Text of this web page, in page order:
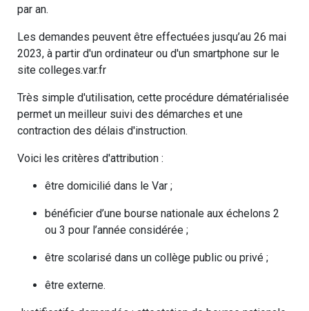
par an.
Les demandes peuvent être effectuées jusqu’au 26 mai
2023, à partir d'un ordinateur ou d'un smartphone sur le
site colleges.var.fr
Très simple d'utilisation, cette procédure dématérialisée
permet un meilleur suivi des démarches et une
contraction des délais d'instruction.
Voici les critères d'attribution :
être domicilié dans le Var ;
bénéficier d’une bourse nationale aux échelons 2
ou 3 pour l’année considérée ;
être scolarisé dans un collège public ou privé ;
être externe.